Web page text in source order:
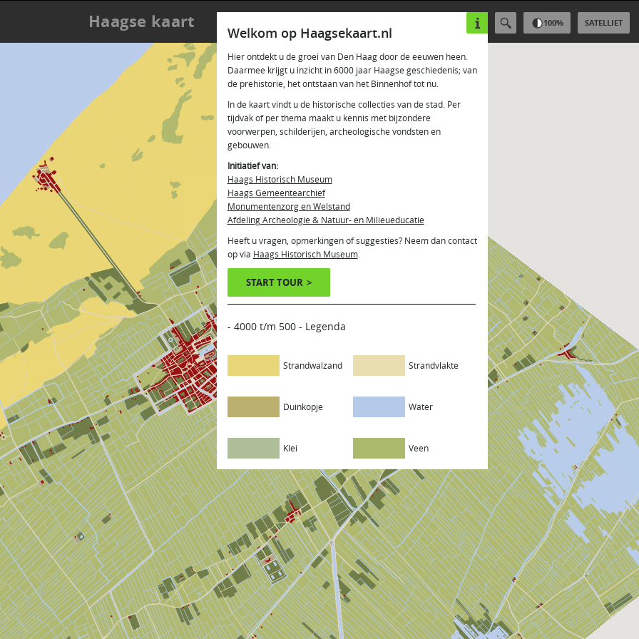
Haagse kaart SATELLIET
100%
Welkom op Haagsekaart.nl
Hier ontdekt u de groei van Den Haag door de eeuwen heen.
Daarmee krijgt u inzicht in 6000 jaar Haagse geschiedenis; van
de prehistorie, het ontstaan van het Binnenhof tot nu.
In de kaart vindt u de historische collecties van de stad. Per
tijdvak of per thema maakt u kennis met bijzondere
voorwerpen, schilderijen, archeologische vondsten en
gebouwen.
Initiatief van:
Haags Historisch Museum
Haags Gemeentearchief
Monumentenzorg en Welstand
Afdeling Archeologie & Natuur- en Milieueducatie
Heeft u vragen, opmerkingen of suggesties? Neem dan contact
op via Haags Historisch Museum.
START TOUR
- 4000 t/m 500 - Legenda
Strandwalzand Strandvlakte
Duinkopje Water
Klei Veen